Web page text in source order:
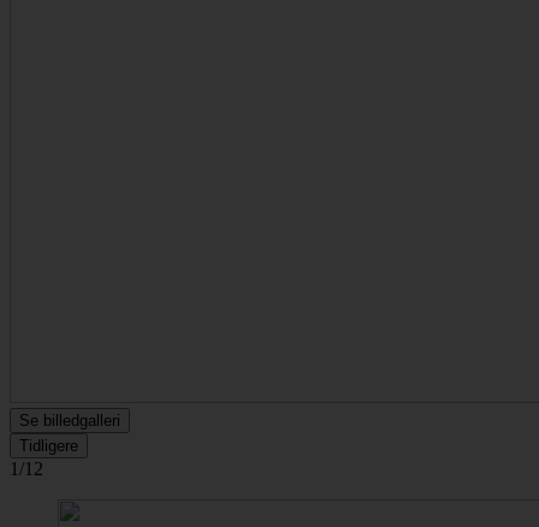
Se billedgalleri
Tidligere
1/12